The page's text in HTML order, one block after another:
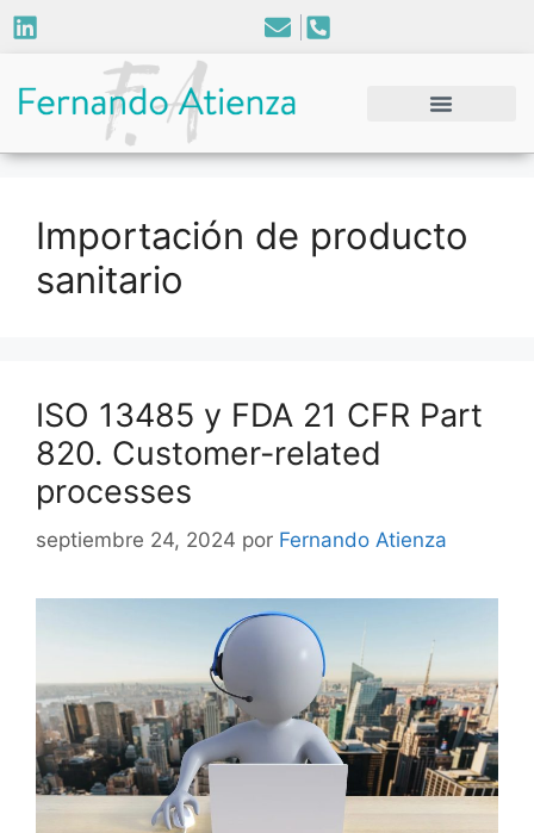
Importación de producto
sanitario
ISO 13485 y FDA 21 CFR Part
820. Customer-related
processes
septiembre 24, 2024 por Fernando Atienza